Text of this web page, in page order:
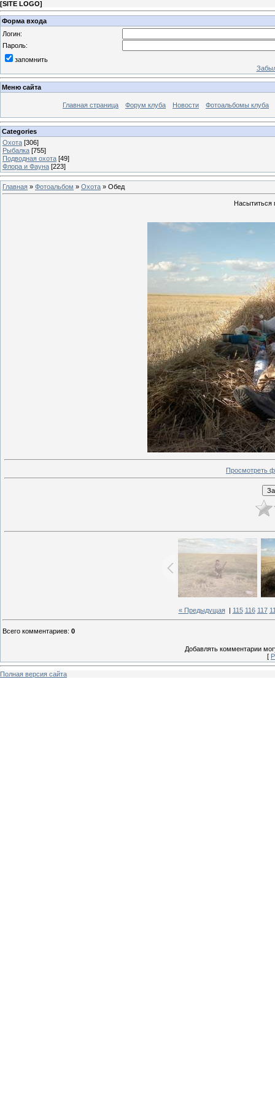
[SITE LOGO]
Форма входа
Логин:
Пароль:
запомнить
Меню сайта
Главная страница Форум клуба Новости Фотоальбомы клуба
Categories
Охота [306]
Рыбалка [755]
Подводная охота [49]
Флора и Фауна [223]
Главная » Фотоальбом » Охота » Обед
Насытиться
Просмотреть
« Предыдущая| 115 116 117
Всего комментариев: 0
Добавлять комментарии
[
Полная версия сайта